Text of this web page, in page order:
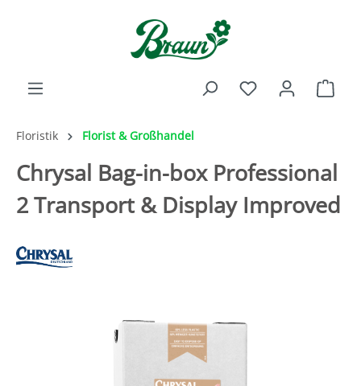
Floristik Florist & Großhandel
Chrysal Bag-in-box Professional
2 Transport & Display Improved